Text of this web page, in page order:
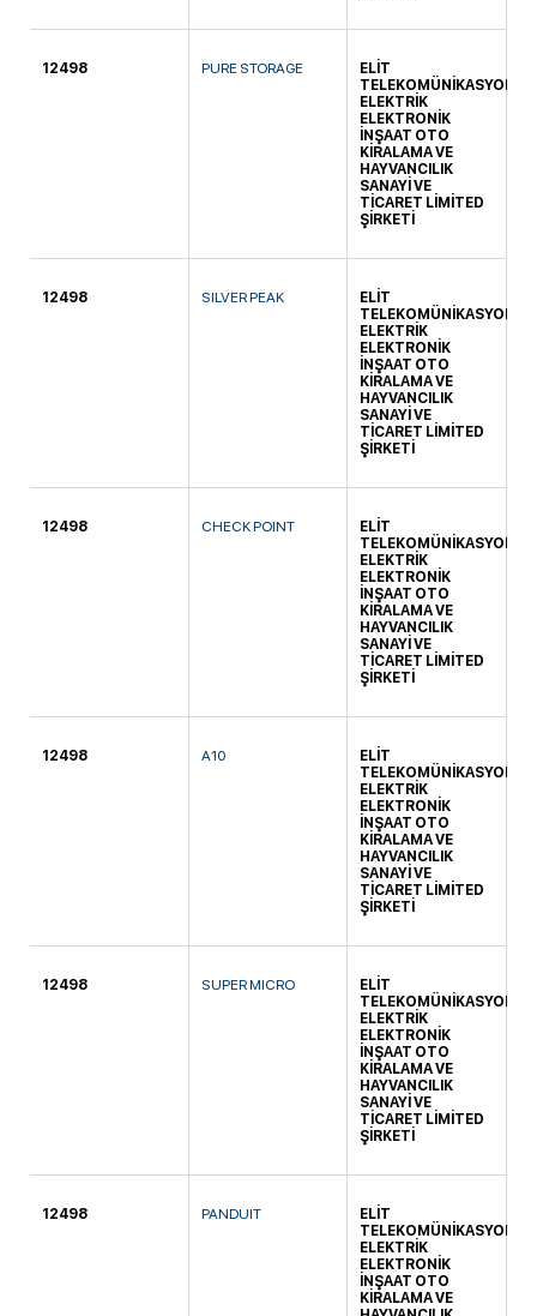
12498 PURE STORAGE
ELİT
TELEKOMÜNİKASYON
ELEKTRİK
ELEKTRONİK
İNŞAAT OTO
KİRALAMA VE
HAYVANCILIK
SANAYİ VE
TİCARET LİMİTED
ŞİRKETİ
12498 SILVER PEAK
ELİT
TELEKOMÜNİKASYON
ELEKTRİK
ELEKTRONİK
İNŞAAT OTO
KİRALAMA VE
HAYVANCILIK
SANAYİ VE
TİCARET LİMİTED
ŞİRKETİ
12498 CHECK POINT
ELİT
TELEKOMÜNİKASYON
ELEKTRİK
ELEKTRONİK
İNŞAAT OTO
KİRALAMA VE
HAYVANCILIK
SANAYİ VE
TİCARET LİMİTED
ŞİRKETİ
12498 A10
ELİT
TELEKOMÜNİKASYON
ELEKTRİK
ELEKTRONİK
İNŞAAT OTO
KİRALAMA VE
HAYVANCILIK
SANAYİ VE
TİCARET LİMİTED
ŞİRKETİ
12498 SUPER MICRO
ELİT
TELEKOMÜNİKASYON
ELEKTRİK
ELEKTRONİK
İNŞAAT OTO
KİRALAMA VE
HAYVANCILIK
SANAYİ VE
TİCARET LİMİTED
ŞİRKETİ
12498 PANDUIT
ELİT
TELEKOMÜNİKASYON
ELEKTRİK
ELEKTRONİK
İNŞAAT OTO
KİRALAMA VE